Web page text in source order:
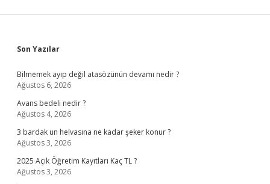
Sidebar
Son Yazılar
Bilmemek ayıp değil atasözünün devamı nedir ?
Ağustos 6, 2026
Avans bedeli nedir ?
Ağustos 4, 2026
3 bardak un helvasına ne kadar şeker konur ?
Ağustos 3, 2026
2025 Açık Öğretim Kayıtları Kaç TL ?
Ağustos 3, 2026